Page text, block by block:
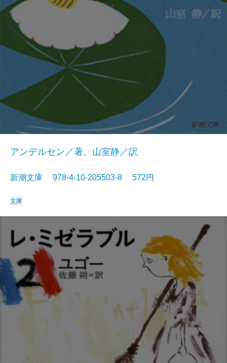
アンデルセン／著、山室静／訳
新潮文庫 978-4-10-205503-8 572円
文庫